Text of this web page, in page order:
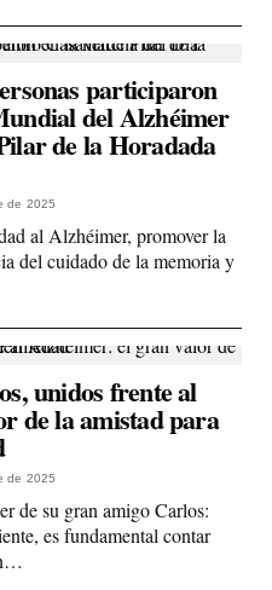
participaron
del Alzhéimer
de la Horadada
de 2025
al Alzhéimer, promover la
del cuidado de la memoria y
unidos frente al
de la amistad para
de 2025
de su gran amigo Carlos:
es fundamental contar